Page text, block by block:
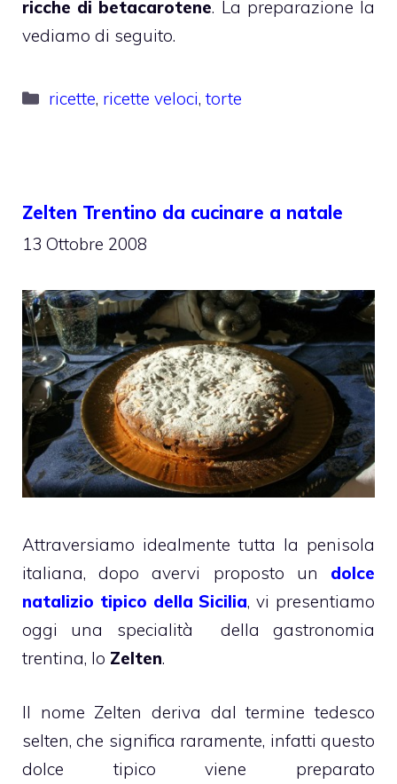
ricche di betacarotene. La preparazione la
vediamo di seguito.
Categorie
ricette, ricette veloci,torte
Zelten Trentino da cucinare a natale
13 Ottobre 2008
Attraversiamo idealmente tutta la penisola
italiana, dopo avervi proposto un dolce
natalizio tipico della Sicilia, vi presentiamo
oggi una specialità della gastronomia
trentina, lo Zelten.
Il nome Zelten deriva dal termine tedesco
selten, che significa raramente, infatti questo
dolce tipico viene preparato